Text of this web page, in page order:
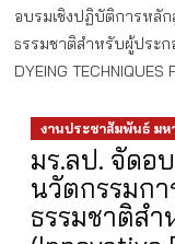
อบรมเชิงปฏิบัติการหลั
ธรรมชาติสำหรับผู้ประกอ
DYEING TECHNIQUES
งานประชาสัมพันธ์ มห
มร.ลป. จัดอ
นวัตกรรมก
ธรรมชาติส